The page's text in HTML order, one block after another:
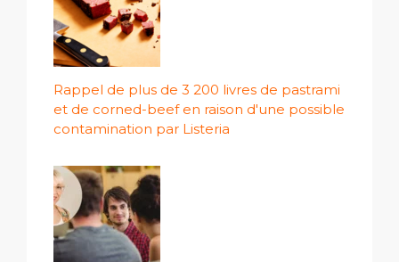
Rappel de plus de 3 200 livres de pastrami
et de corned-beef en raison d'une possible
contamination par Listeria